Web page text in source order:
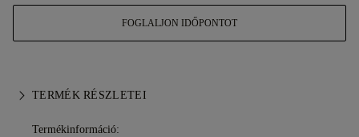
FOGLALJON IDŐPONTOT
TERMÉK RÉSZLETEI
Termékinformáció: